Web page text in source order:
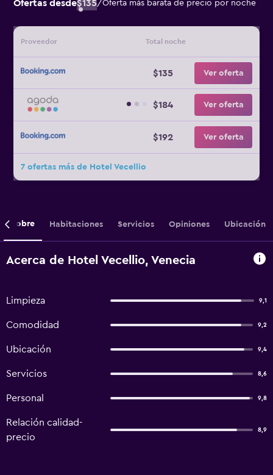
Ofertas desde$135/Oferta más barata de precio por noche
Proveedor Total noche
$135 Ver oferta
$184 Ver oferta
$192 Ver oferta
7 ofertas más de Hotel Vecellio
Sobre Habitaciones Servicios Opiniones Ubicación
Acerca de Hotel Vecellio, Venecia
Limpieza 9,1
Comodidad 9,2
Ubicación 9,4
Servicios 8,6
Personal 9,8
Relación calidad-
precio
8,9